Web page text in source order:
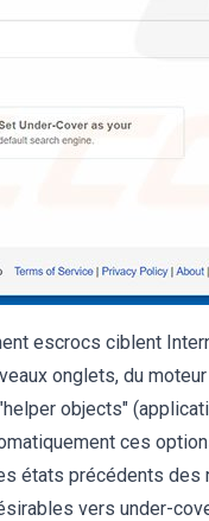
escrocs ciblent
onglets, du
objects"
ces
états précédents
vers under-